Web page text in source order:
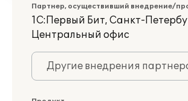
Партнер, осуществивший внедрение/
1С:Первый Бит, Санкт-
Центральный офис
Другие внедрения